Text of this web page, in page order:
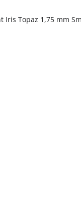
Iris Topaz 1,75 mm